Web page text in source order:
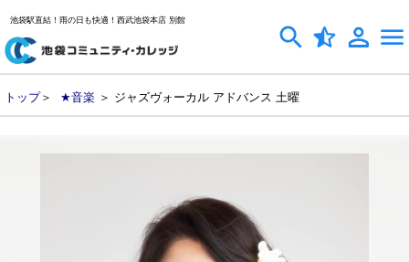
池袋駅直結！雨の日も快適！西武池袋本店 別館
トップ＞ ★音楽 ＞ ジャズヴォーカル アドバンス 土曜